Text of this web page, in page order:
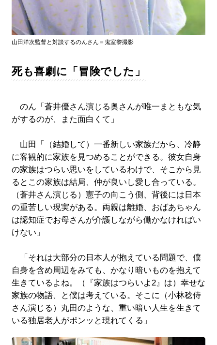
山田洋次監督と対談するのんさん＝鬼室黎撮影
死も喜劇に「冒険でした」
のん「蒼井優さん演じる奥さんが唯一まともな気
がするのが、また面白くて」
山田「（結婚して）一番新しい家族だから、冷静
に客観的に家族を見つめることができる。彼女自身
の家族はつらい思いをしているわけで、そこから見
るとこの家族は結局、仲が良いし愛し合っている。
（蒼井さん演じる）憲子の向こう側、背後には日本
の重苦しい現実がある。両親は離婚、おばあちゃん
は認知症でお母さんが介護しながら働かなければい
けない」
「それは大部分の日本人が抱えている問題で、僕
自身を含め周辺をみても、かなり暗いものを抱えて
生きているよね。（『家族はつらいよ2』は）幸せな
家族の物語、と僕は考えている。そこに（小林稔侍
さん演じる）丸田のような、重い暗い人生を生きて
いる独居老人がポンッと現れてくる」